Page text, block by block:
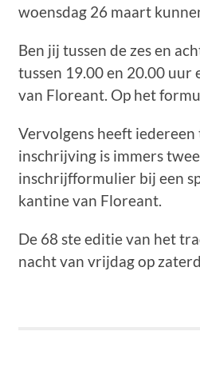
woensdag 26 maart
Ben jij tussen de zes en
tussen 19.00 en 20.00
van Floreant. Op het
Vervolgens heeft iedereen
inschrijving is immers
inschrijfformulier bij een
kantine van Floreant.
De 68 ste editie van het
nacht van vrijdag op